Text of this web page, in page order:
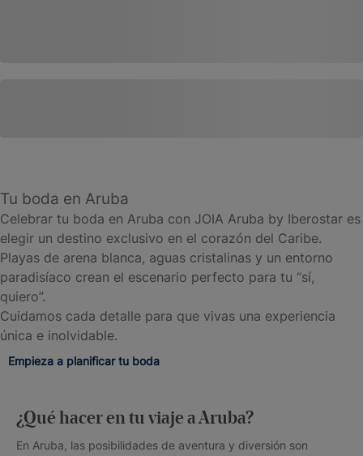
Tu boda en Aruba
Celebrar tu boda en Aruba con JOIA Aruba by Iberostar es
elegir un destino exclusivo en el corazón del Caribe.
Playas de arena blanca, aguas cristalinas y un entorno
paradisíaco crean el escenario perfecto para tu “sí,
quiero”.
Cuidamos cada detalle para que vivas una experiencia
única e inolvidable.
Empieza a planificar tu boda
¿Qué hacer en tu viaje a Aruba?
En Aruba, las posibilidades de aventura y diversión son